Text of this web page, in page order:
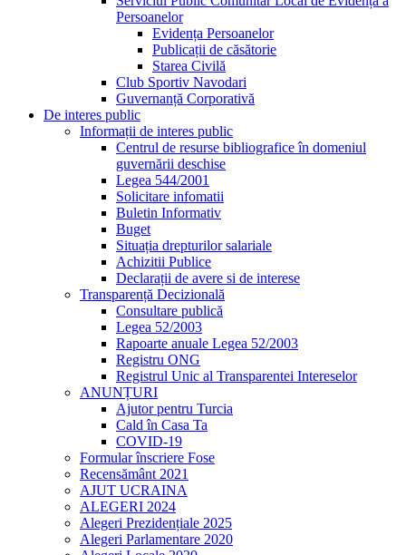
Persoanelor
Evidența Persoanelor
Publicații de căsătorie
Starea Civilă
Club Sportiv Navodari
Guvernanță Corporativă
De interes public
Informații de interes public
Centrul de resurse bibliografice în domeniul
guvernării deschise
Legea 544/2001
Solicitare infomatii
Buletin Informativ
Buget
Situația drepturilor salariale
Achizitii Publice
Declarații de avere si de interese
Transparență Decizională
Consultare publică
Legea 52/2003
Rapoarte anuale Legea 52/2003
Registru ONG
Registrul Unic al Transparentei Intereselor
ANUNȚURI
Ajutor pentru Turcia
Cald în Casa Ta
COVID-19
Formular înscriere Fose
Recensământ 2021
AJUT UCRAINA
ALEGERI 2024
Alegeri Prezidențiale 2025
Alegeri Parlamentare 2020